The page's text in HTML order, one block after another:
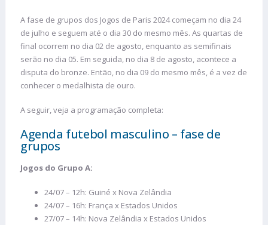
A fase de grupos dos Jogos de Paris 2024 começam no dia 24
de julho e seguem até o dia 30 do mesmo mês. As quartas de
final ocorrem no dia 02 de agosto, enquanto as semifinais
serão no dia 05. Em seguida, no dia 8 de agosto, acontece a
disputa do bronze. Então, no dia 09 do mesmo mês, é a vez de
conhecer o medalhista de ouro.
A seguir, veja a programação completa:
Agenda futebol masculino – fase de
grupos
Jogos do Grupo A:
24/07 – 12h: Guiné x Nova Zelândia
24/07 – 16h: França x Estados Unidos
27/07 – 14h: Nova Zelândia x Estados Unidos